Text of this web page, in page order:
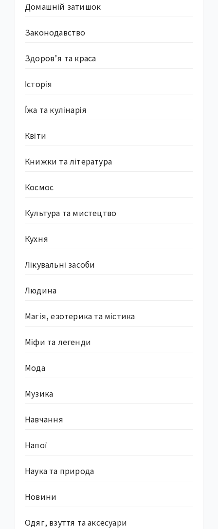
Домашній затишок
Законодавство
Здоров’я та краса
Історія
Їжа та кулінарія
Квіти
Книжки та література
Космос
Культура та мистецтво
Кухня
Лікувальні засоби
Людина
Магія, езотерика та містика
Міфи та легенди
Мода
Музика
Навчання
Напої
Наука та природа
Новини
Одяг, взуття та аксесуари